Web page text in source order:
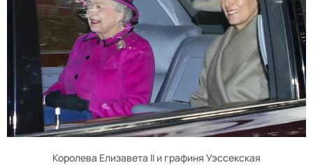
Королева Елизавета II и графиня Уэссекская